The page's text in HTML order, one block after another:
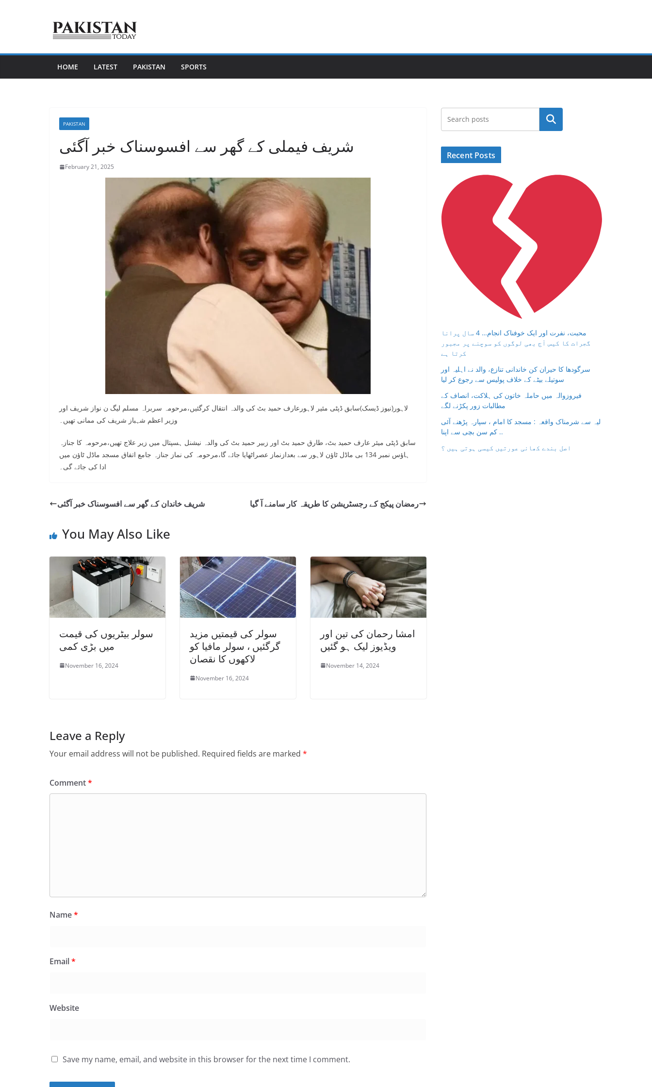
HOME LATEST PAKISTAN SPORTS
PAKISTAN
شریف فیملی کے گھر سے افسوسناک خبر آگئی
February 21, 2025
لاہور(نیوز ڈیسک)سابق ڈپٹی مئیر لاہورعارف حمید بٹ کی والدہ انتقال کرگئیں،مرحومہ سربراہ مسلم لیگ ن نواز شریف اور
وزیر اعظم شہباز شریف کی ممانی تھیں۔
سابق ڈپٹی میئر عارف حمید بٹ، طارق حمید بٹ اور زبیر حمید بٹ کی والدہ نیشنل ہسپتال میں زیر علاج تھیں،مرحومہ کا جنازہ
ہاؤس نمبر 134 بی ماڈل ٹاؤن لاہور سے بعدازنماز عصراٹھایا جائے گا،مرحومہ کی نماز جنازہ جامع اتفاق مسجد ماڈل ٹاؤن میں
ادا کی جائے گی۔
شریف خاندان کے گھر سے افسوسناک خبر آگئی رمضان پیکج کے رجسٹریشن کا طریقہ کار سامنے آ گیا
You May Also Like
سولر بیٹریوں کی قیمت
میں بڑی کمی
November 16, 2024
سولر کی قیمتیں مزید
گرگئیں ، سولر مافیا کو
لاکھوں کا نقصان
November 16, 2024
امشا رحمان کی تین اور
ویڈیوز لیک ہو گئیں
November 14, 2024
Leave a Reply
Your email address will not be published. Required fields are marked *
Comment*
Name*
Email*
Website
Save my name, email, and website in this browser for the next time I comment.
Search
Recent Posts
محبت، نفرت اور ایک خوفناک انجام… 4 سال پرانا
گجرات کا کیس آج بھی لوگوں کو سوچنے پر مجبور
کرتا ہے
سرگودھا کا حیران کن خاندانی تنازع، والد نے اہلیہ اور
سوتیلے بیٹے کے خلاف پولیس سے رجوع کر لیا
فیروزوالہ میں حاملہ خاتون کی ہلاکت، انصاف کے
مطالبات زور پکڑنے لگے
لیہ سے شرمناک واقعہ : مسجد کا امام ، سپارہ پڑھنے آئی
کم سن بچی سے اپنا ..
اصل بندے کھانی عورتیں کیسی ہوتی ہیں ؟